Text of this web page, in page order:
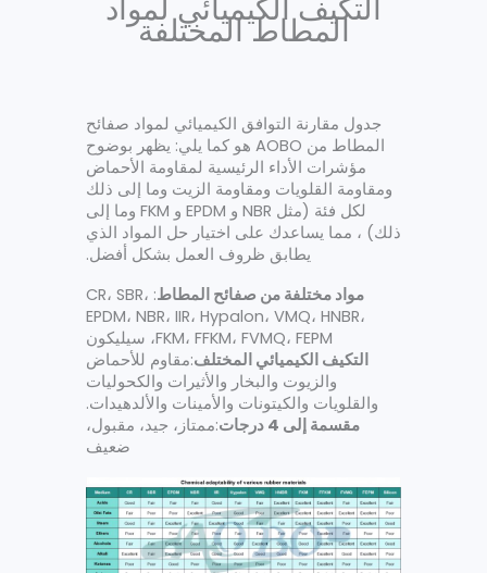
التكيف الكيميائي لمواد
المطاط المختلفة
جدول مقارنة التوافق الكيميائي لمواد صفائح
المطاط من AOBO هو كما يلي: يظهر بوضوح
مؤشرات الأداء الرئيسية لمقاومة الأحماض
ومقاومة القلويات ومقاومة الزيت وما إلى ذلك
لكل فئة (مثل NBR و EPDM و FKM وما إلى
ذلك) ، مما يساعدك على اختيار حل المواد الذي
يطابق ظروف العمل بشكل أفضل.
مواد مختلفة من صفائح المطاط : CR، SBR،
EPDM، NBR، IIR، Hypalon، VMQ، HNBR،
FKM، FFKM، FVMQ، FEPM، سيليكون
التكيف الكيميائي المختلف:مقاوم للأحماض
والزيوت والبخار والأثيرات والكحوليات
والقلويات والكيتونات والأمينات والألدهيدات.
مقسمة إلى 4 درجات
:ممتاز، جيد، مقبول،
ضعيف